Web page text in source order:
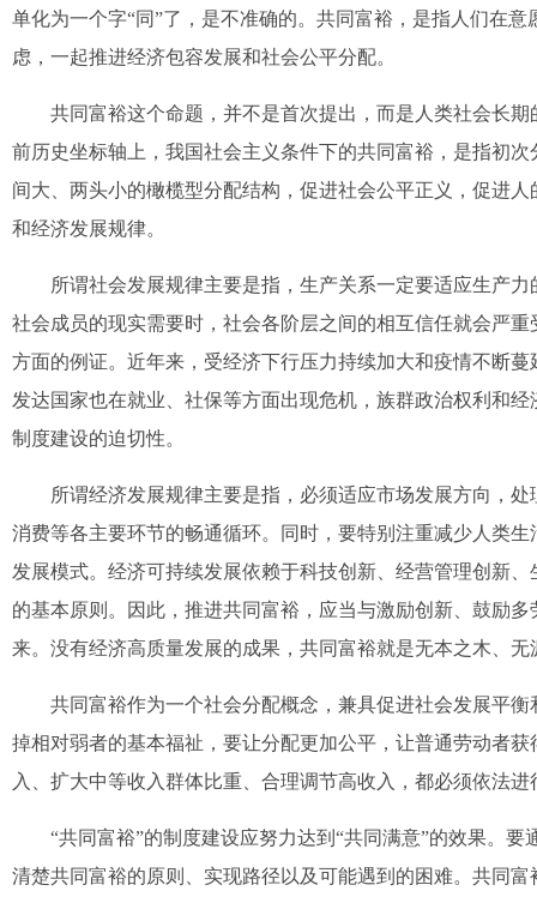
单化为一个字“同”了，是不准确的。共同富裕，是指人们在
虑，一起推进经济包容发展和社会公平分配。
共同富裕这个命题，并不是首次提出，而是人类社会长期
前历史坐标轴上，我国社会主义条件下的共同富裕，是指初
间大、两头小的橄榄型分配结构，促进社会公平正义，促进
和经济发展规律。
所谓社会发展规律主要是指，生产关系一定要适应生产力
社会成员的现实需要时，社会各阶层之间的相互信任就会严
方面的例证。近年来，受经济下行压力持续加大和疫情不断
发达国家也在就业、社保等方面出现危机，族群政治权利和
制度建设的迫切性。
所谓经济发展规律主要是指，必须适应市场发展方向，处
消费等各主要环节的畅通循环。同时，要特别注重减少人类
发展模式。经济可持续发展依赖于科技创新、经营管理创新
的基本原则。因此，推进共同富裕，应当与激励创新、鼓励
来。没有经济高质量发展的成果，共同富裕就是无本之木、无
共同富裕作为一个社会分配概念，兼具促进社会发展平衡
掉相对弱者的基本福祉，要让分配更加公平，让普通劳动者
入、扩大中等收入群体比重、合理调节高收入，都必须依法进
“共同富裕”的制度建设应努力达到“共同满意”的效果。要
清楚共同富裕的原则、实现路径以及可能遇到的困难。共同